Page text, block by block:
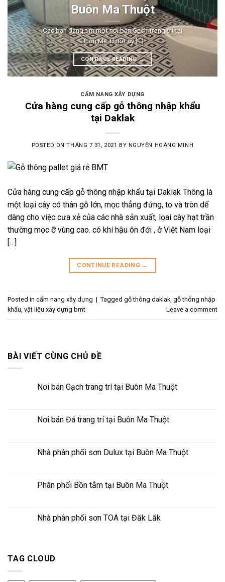
Buôn Ma Thuột
Các bạn đang tìm một nơi bán Gạch trang trí tại
Buôn Ma Thuột uy [...]
CONTINUE READING→
CẨM NANG XÂY DỰNG
Cửa hàng cung cấp gỗ thông nhập khẩu
tại Daklak
POSTED ONTHÁNG 7 31, 2021 BY NGUYÊN HOÀNG MINH
Cửa hàng cung cấp gỗ thông nhập khẩu tại Daklak Thông là
một loại cây có thân gỗ lớn, mọc thẳng đứng, to và tròn dể
dàng cho việc cưa xẻ của các nhà sản xuất, lọai cây hạt trần
thường mọc ỡ vùng cao. có khí hậu ôn đới , ở Việt Nam loại
[…]
CONTINUE READING →
Posted in cẩm nang xây dựng | Tagged gỗ thông daklak, gỗ thông nhập
khẩu, vật liệu xây dựng bmt Leave a comment
BÀI VIẾT CÙNG CHỦ ĐỀ
Nơi bán Gạch trang trí tại Buôn Ma Thuột
Nơi bán Đá trang trí tại Buôn Ma Thuột
Nhà phân phối sơn Dulux tại Buôn Ma Thuột
Phân phối Bồn tắm tại Buôn Ma Thuột
Nhà phân phối sơn TOA tại Đăk Lăk
TAG CLOUD